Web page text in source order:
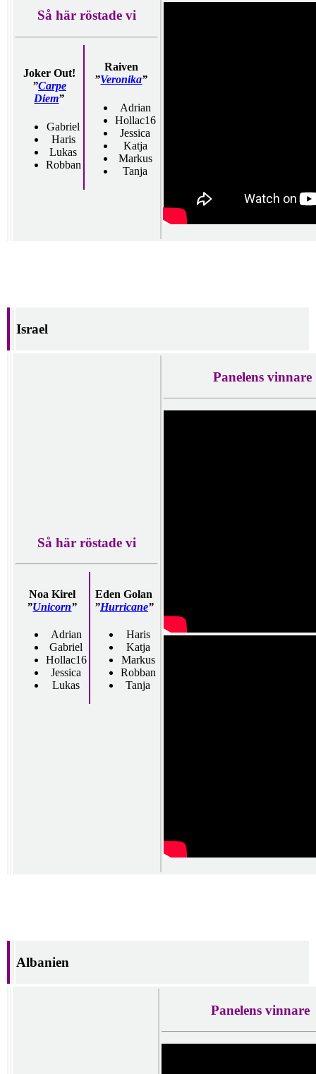
Så här röstade vi
Joker Out!
”Carpe
Diem”
Gabriel
Haris
Lukas
Robban
Raiven
”Veronika”
Adrian
Hollac16
Jessica
Katja
Markus
Tanja
Israel
Så här röstade vi
Noa Kirel
”Unicorn”
Adrian
Gabriel
Hollac16
Jessica
Lukas
Eden Golan
”Hurricane”
Haris
Katja
Markus
Robban
Tanja
Panelens vinnare
Albanien
Panelens vinnare